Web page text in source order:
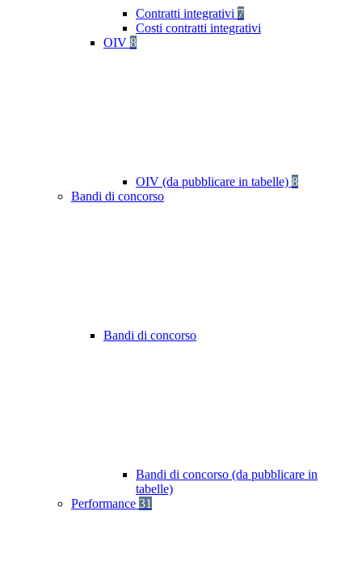
Contratti integrativi 7
Costi contratti integrativi
OIV 8
OIV (da pubblicare in tabelle) 8
Bandi di concorso
Bandi di concorso
Bandi di concorso (da pubblicare in
tabelle)
Performance 31